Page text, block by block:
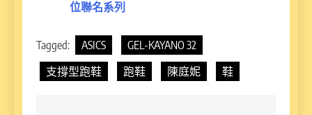
位聯名系列
Tagged: ASICS
GEL-KAYANO 32
支撐型跑鞋
跑鞋 陳庭妮 鞋